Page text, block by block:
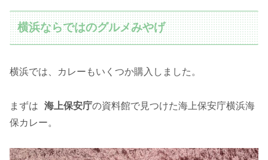
横浜ならではのグルメみやげ
横浜では、カレーもいくつか購入しました。
まずは 海上保安庁の資料館で見つけた海上保安庁横浜海
保カレー。